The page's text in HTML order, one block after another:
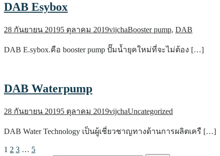
DAB Esybox
28 กันยายน 20195 ตุลาคม 2019vijchaBooster pump, DAB
DAB E.sybox.คือ booster pump ปั๊มน้ำยุคใหม่ที่จะไม่ต้อง […]
DAB Waterpump
28 กันยายน 20195 ตุลาคม 2019vijchaUncategorized
DAB Water Technology เป็นผู้เชี่ยวชาญทางด้านการผลิตเครื […]
1 2 3 … 5